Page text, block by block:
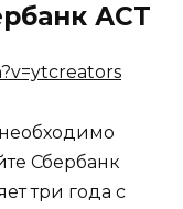
АСТ
Сбербанк
три года с